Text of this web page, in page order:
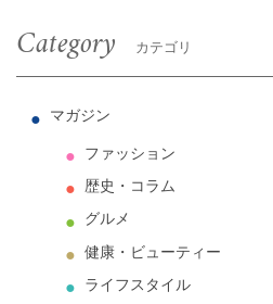
Category カテゴリ
マガジン
ファッション
歴史・コラム
グルメ
健康・ビューティー
ライフスタイル